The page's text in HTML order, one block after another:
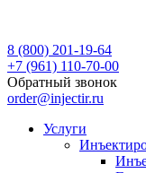
8 (800) 201-19-64
+7 (961) 110-70-00
Обратный звонок
order@injectir.ru
Услуги